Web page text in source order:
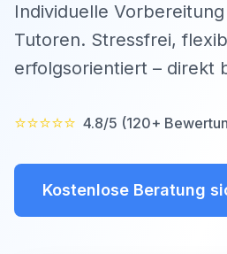
Individuelle
Tutoren. Stressfrei,
erfolgsorientiert – direkt
⭐⭐⭐⭐⭐ 4.8/5 (120+
Kostenlose Beratung